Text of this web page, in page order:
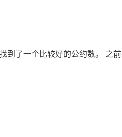
到了一个比较好的公约数。 之